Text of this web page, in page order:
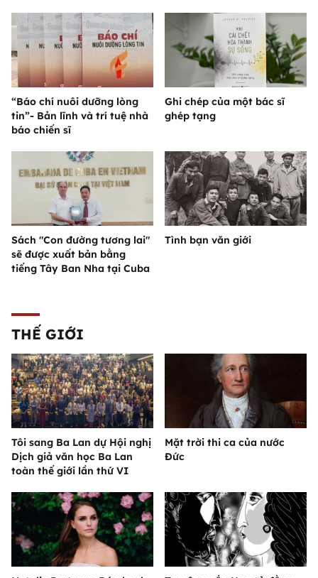
“Báo chí nuôi dưỡng lòng
tin”- Bản lĩnh và trí tuệ nhà
báo chiến sĩ
Ghi chép của một bác sĩ
ghép tạng
Sách "Con đường tương lai"
sẽ được xuất bản bằng
tiếng Tây Ban Nha tại Cuba
Tình bạn văn giới
THẾ GIỚI
Tôi sang Ba Lan dự Hội nghị
Dịch giả văn học Ba Lan
toàn thế giới lần thứ VI
Mặt trời thi ca của nước
Đức